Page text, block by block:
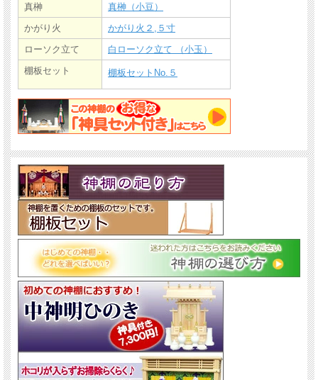
真榊
真榊（小豆）
かがり火
かがり火２,５寸
ローソク立て
白ローソク立て （小玉）
棚板セット
棚板セットNo.５